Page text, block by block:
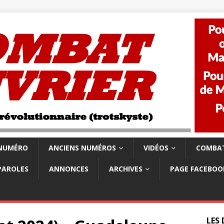
ANCIENS NUMÉROS VIDÉOS
ANNONCES ARCHIVES PAGE
LES